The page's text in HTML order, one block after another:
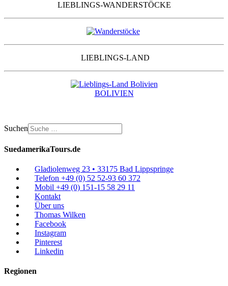
LIEBLINGS-WANDERSTÖCKE
LIEBLINGS-LAND
BOLIVIEN
Suchen
SuedamerikaTours.de
Gladiolenweg 23 • 33175 Bad Lippspringe
Telefon +49 (0) 52 52-93 60 372
Mobil +49 (0) 151-15 58 29 11
Kontakt
Über uns
Thomas Wilken
Facebook
Instagram
Pinterest
Linkedin
Regionen